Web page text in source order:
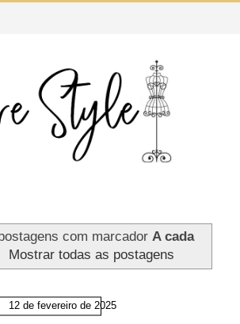
com marcador A cada
Mostrar todas as postagens
12 de fevereiro de 2025